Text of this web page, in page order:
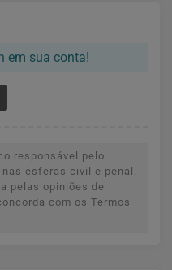
em sua conta!
responsável pelo
esferas civil e penal.
pelas opiniões de
com os Termos